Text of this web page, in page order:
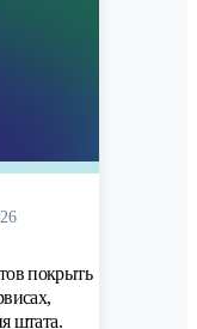
покрыть
штата.